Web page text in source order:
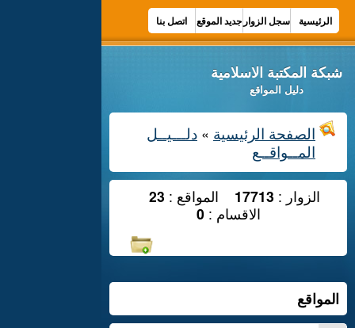
الرئيسية سجل الزوار جديد الموقع اتصل بنا
شبكة المكتبة الاسلامية
دليل المواقع
الصفحة الرئيسية » دلـــيــل
المــواقــع
الزوار : 17713 المواقع : 23
الاقسام : 0
المواقع